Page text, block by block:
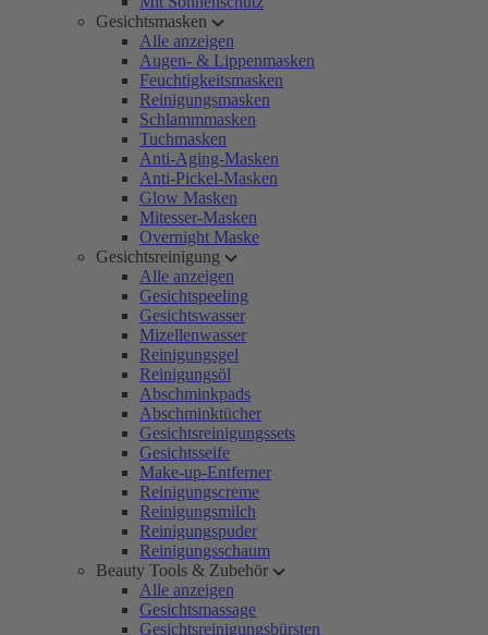
Gesichtsmasken
Alle anzeigen
Augen- & Lippenmasken
Feuchtigkeitsmasken
Reinigungsmasken
Schlammmasken
Tuchmasken
Anti-Aging-Masken
Anti-Pickel-Masken
Glow Masken
Mitesser-Masken
Overnight Maske
Gesichtsreinigung
Alle anzeigen
Gesichtspeeling
Gesichtswasser
Mizellenwasser
Reinigungsgel
Reinigungsöl
Abschminkpads
Abschminktücher
Gesichtsreinigungssets
Gesichtsseife
Make-up-Entferner
Reinigungscreme
Reinigungsmilch
Reinigungspuder
Reinigungsschaum
Beauty Tools & Zubehör
Alle anzeigen
Gesichtsmassage
Gesichtsreinigungsbürsten